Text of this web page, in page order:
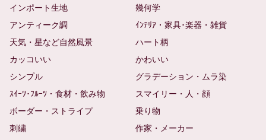
インポート生地
幾何学
アンティーク調
ｲﾝﾃﾘｱ・家具･楽器・雑貨
天気・星など自然風景
ハート柄
カッコいい
かわいい
シンプル
グラデーション・ムラ染
ｽｲｰﾂ･ﾌﾙｰﾂ・食材・飲み物
スマイリー・人・顔
ボーダー・ストライプ
乗り物
刺繍
作家・メーカー